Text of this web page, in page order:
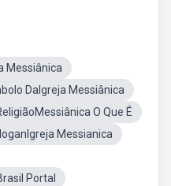
Messiânica
DaIgreja Messiânica
O Que É
Messianica
Portal